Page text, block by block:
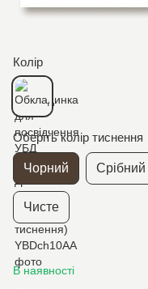
Колір
Оберіть колір тиснення
Чорний Срібний
Чисте
В наявності